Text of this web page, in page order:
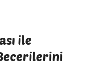
ile